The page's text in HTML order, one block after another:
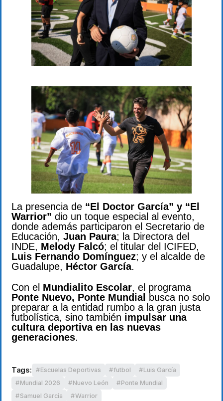
La presencia de “El Doctor García” y “El
Warrior” dio un toque especial al evento,
donde además participaron el Secretario de
Educación, Juan Paura; la Directora del
INDE, Melody Falcó; el titular del ICIFED,
Luis Fernando Domínguez; y el alcalde de
Guadalupe, Héctor García.
Con el Mundialito Escolar, el programa
Ponte Nuevo, Ponte Mundial
busca no solo
preparar a la entidad rumbo a la gran justa
futbolística, sino también impulsar una
cultura deportiva en las nuevas
generaciones.
Tags: Escuelas Deportivas futbol
Luis García
Mundial 2026
Nuevo León
Ponte Mundial
Samuel García
Warrior